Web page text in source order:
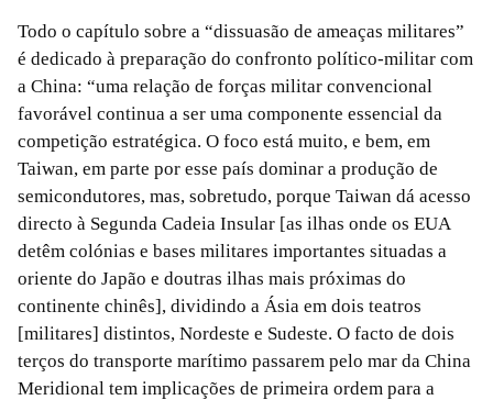
Todo o capítulo sobre a “dissuasão de ameaças militares”
é dedicado à preparação do confronto político-militar com
a China: “uma relação de forças militar convencional
favorável continua a ser uma componente essencial da
competição estratégica. O foco está muito, e bem, em
Taiwan, em parte por esse país dominar a produção de
semicondutores, mas, sobretudo, porque Taiwan dá acesso
directo à Segunda Cadeia Insular [as ilhas onde os EUA
detêm colónias e bases militares importantes situadas a
oriente do Japão e doutras ilhas mais próximas do
continente chinês], dividindo a Ásia em dois teatros
[militares] distintos, Nordeste e Sudeste. O facto de dois
terços do transporte marítimo passarem pelo mar da China
Meridional tem implicações de primeira ordem para a